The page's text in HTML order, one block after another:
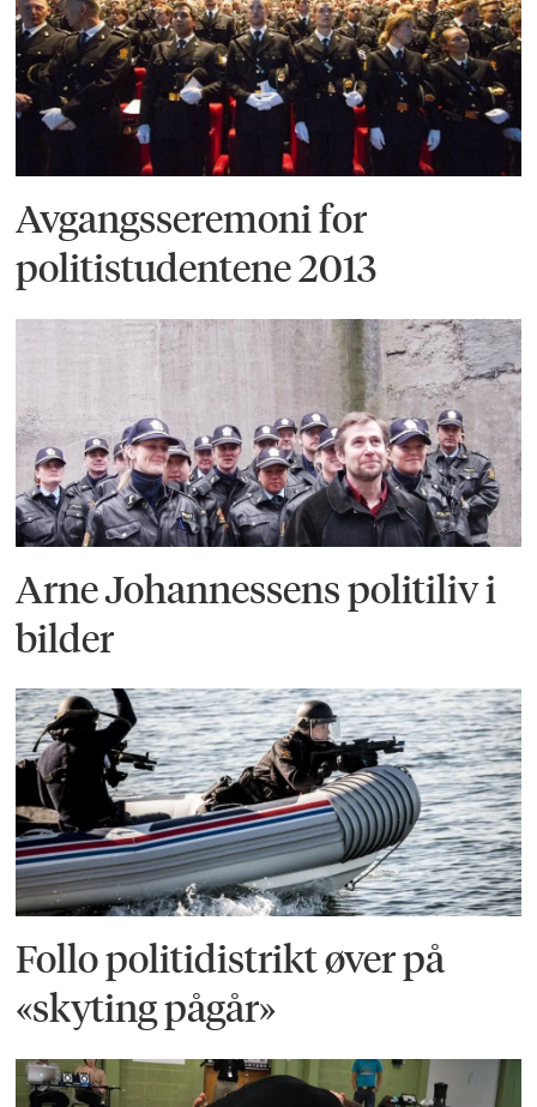
Avgangsseremoni for
politistudentene 2013
Arne Johannessens politiliv i
bilder
Follo politidistrikt øver på
«skyting pågår»